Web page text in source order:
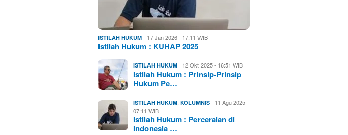
ISTILAH HUKUM 17 Jan 2026 - 17:11 WIB
Istilah Hukum : KUHAP 2025
ISTILAH HUKUM 12 Okt 2025 - 16:51 WIB
Istilah Hukum : Prinsip-Prinsip
Hukum Pe…
ISTILAH HUKUM ,KOLUMNIS
11 Agu 2025 -
07:11 WIB
Istilah Hukum : Perceraian di
Indonesia …